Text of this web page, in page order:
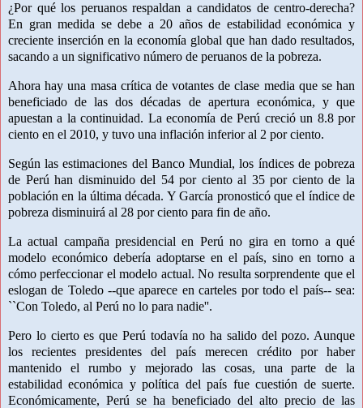
¿Por qué los peruanos respaldan a candidatos de centro-derecha?
En gran medida se debe a 20 años de estabilidad económica y
creciente inserción en la economía global que han dado resultados,
sacando a un significativo número de peruanos de la pobreza.
Ahora hay una masa crítica de votantes de clase media que se han
beneficiado de las dos décadas de apertura económica, y que
apuestan a la continuidad. La economía de Perú creció un 8.8 por
ciento en el 2010, y tuvo una inflación inferior al 2 por ciento.
Según las estimaciones del Banco Mundial, los índices de pobreza
de Perú han disminuido del 54 por ciento al 35 por ciento de la
población en la última década. Y García pronosticó que el índice de
pobreza disminuirá al 28 por ciento para fin de año.
La actual campaña presidencial en Perú no gira en torno a qué
modelo económico debería adoptarse en el país, sino en torno a
cómo perfeccionar el modelo actual. No resulta sorprendente que el
eslogan de Toledo --que aparece en carteles por todo el país-- sea:
``Con Toledo, al Perú no lo para nadie''.
Pero lo cierto es que Perú todavía no ha salido del pozo. Aunque
los recientes presidentes del país merecen crédito por haber
mantenido el rumbo y mejorado las cosas, una parte de la
estabilidad económica y política del país fue cuestión de suerte.
Económicamente, Perú se ha beneficiado del alto precio de las